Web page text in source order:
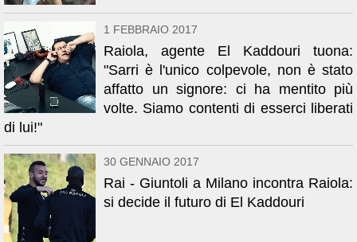
1 FEBBRAIO 2017
Raiola, agente El Kaddouri tuona:
"Sarri è l'unico colpevole, non è stato
affatto un signore: ci ha mentito più
volte. Siamo contenti di esserci liberati
di lui!"
30 GENNAIO 2017
Rai - Giuntoli a Milano incontra Raiola:
si decide il futuro di El Kaddouri